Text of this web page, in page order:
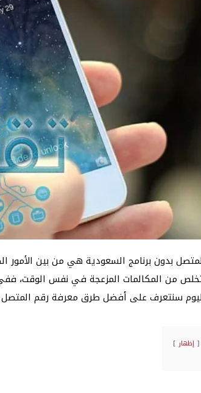
بدون برنامج السعودية هي من بين
من المكالمات المزعجة في نفس الوقت، ففي
سنتعرف على أفضل طرق معرفة رقم المتصل
إظهار